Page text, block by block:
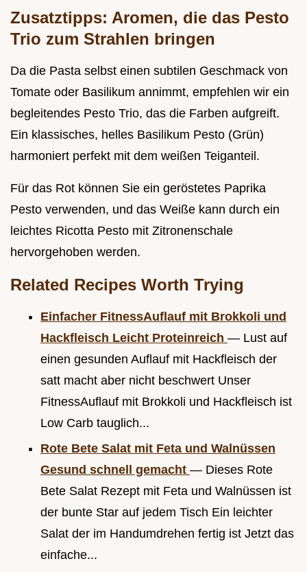
Zusatztipps: Aromen, die das Pesto
Trio zum Strahlen bringen
Da die Pasta selbst einen subtilen Geschmack von
Tomate oder Basilikum annimmt, empfehlen wir ein
begleitendes Pesto Trio, das die Farben aufgreift.
Ein klassisches, helles Basilikum Pesto (Grün)
harmoniert perfekt mit dem weißen Teiganteil.
Für das Rot können Sie ein geröstetes Paprika
Pesto verwenden, und das Weiße kann durch ein
leichtes Ricotta Pesto mit Zitronenschale
hervorgehoben werden.
Related Recipes Worth Trying
Einfacher FitnessAuflauf mit Brokkoli und
Hackfleisch Leicht Proteinreich — Lust auf
einen gesunden Auflauf mit Hackfleisch der
satt macht aber nicht beschwert Unser
FitnessAuflauf mit Brokkoli und Hackfleisch ist
Low Carb tauglich...
Rote Bete Salat mit Feta und Walnüssen
Gesund schnell gemacht — Dieses Rote
Bete Salat Rezept mit Feta und Walnüssen ist
der bunte Star auf jedem Tisch Ein leichter
Salat der im Handumdrehen fertig ist Jetzt das
einfache...